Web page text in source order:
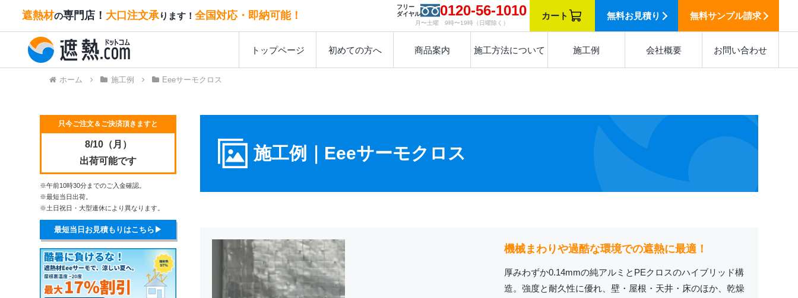
遮熱材の専門店！ 大口注文承ります！ 全国対応・即納可能！
フリー
ダイヤル
0120-56-1010
月〜土曜 9時〜19時（日曜除く）
カート 無料お見積り 無料サンプル請求
トップページ 初めての方へ 商品案内 施工方法について 施工例 会社概要 お問い合わせ
ホーム 施工例 Eeeサーモクロス
施工例｜ Eeeサーモクロス
機械まわりや過酷な環境での遮熱に最適！
厚みわずか0.14mmの純アルミとPEクロスのハイブリッド構
造。強度と耐久性に優れ、壁・屋根・天井・床のほか、乾燥
只今ご注文＆ご決済頂きますと
8/10（月）
出荷可能です
※午前10時30分までのご入金確認。
※最短当日出荷。
※土日祝日・大型連休により異なります。
最短当日お見積もりはこちら▶